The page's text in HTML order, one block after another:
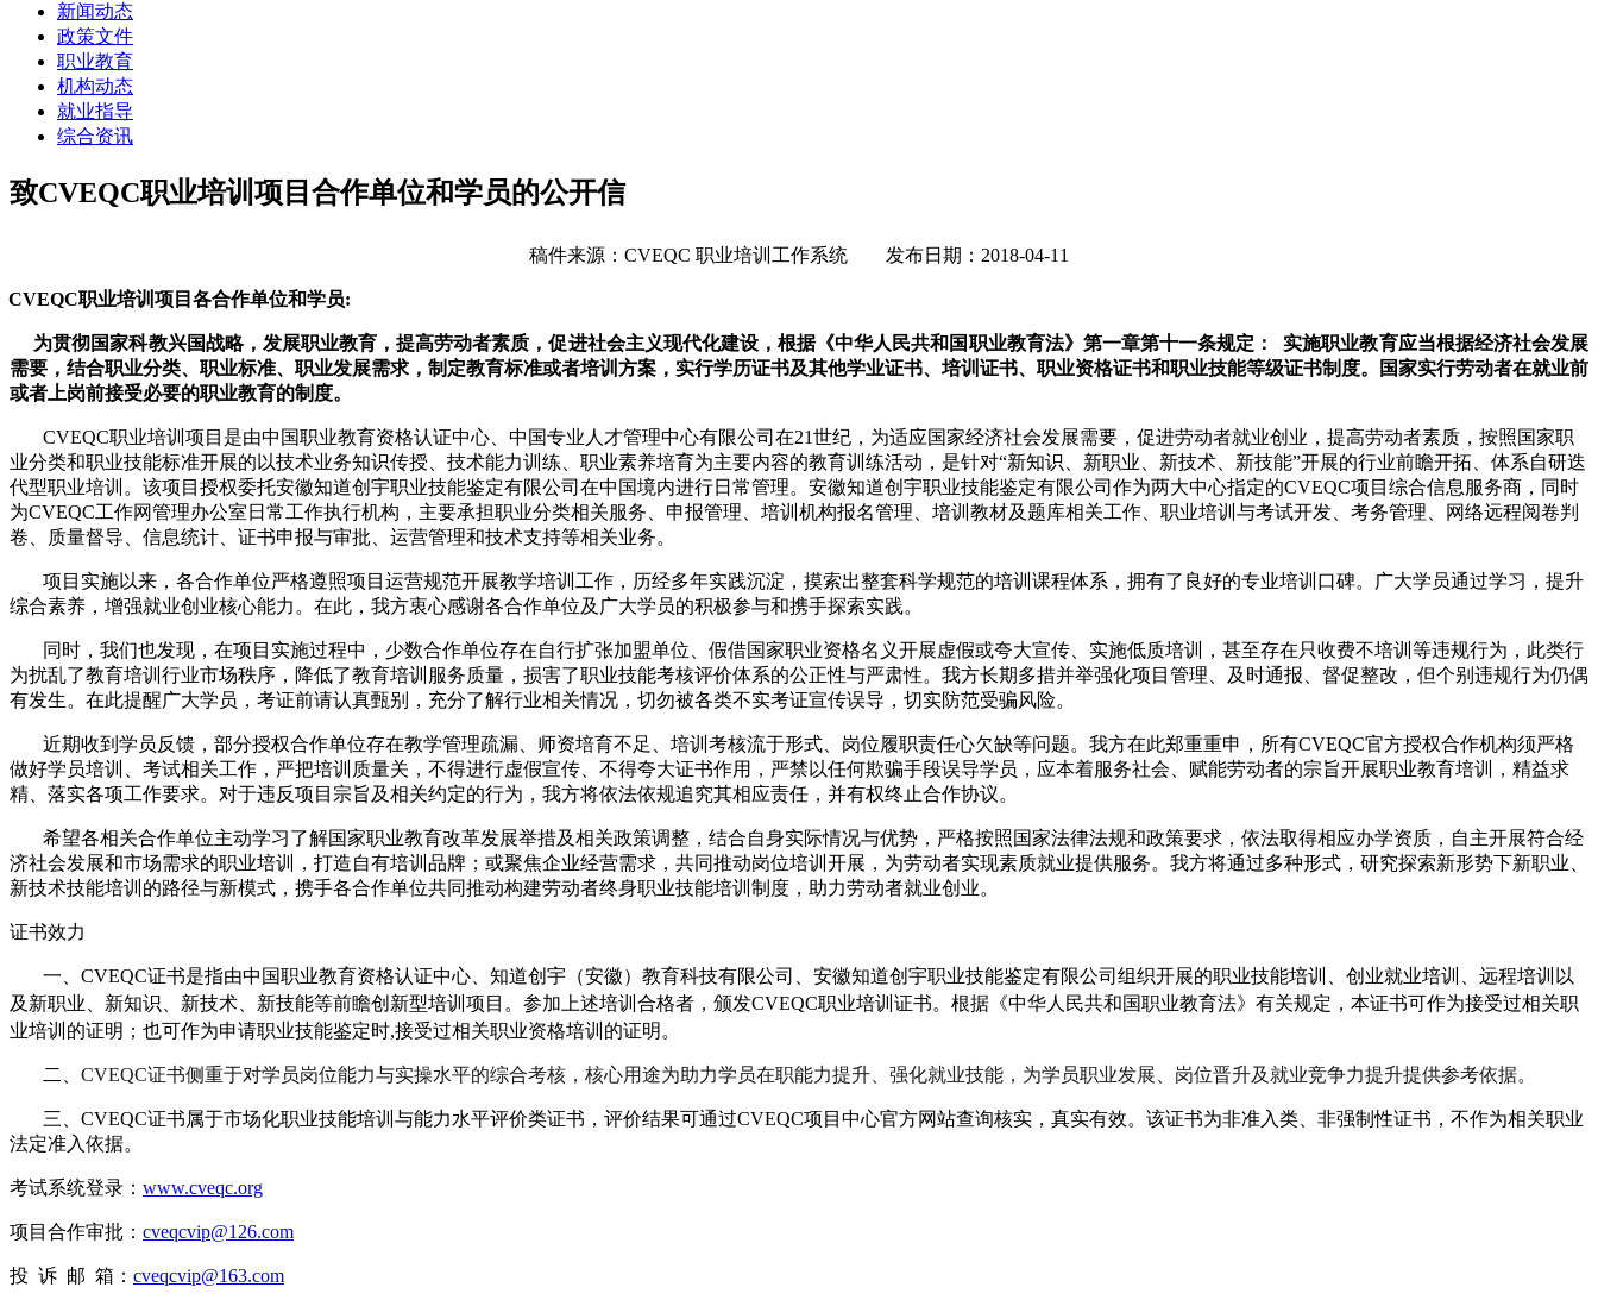
新闻动态
政策文件
职业教育
机构动态
就业指导
综合资讯
致CVEQC职业培训项目合作单位和学员的公开信
稿件来源：CVEQC 职业培训工作系统 发布日期：2018-04-11
CVEQC职业培训项目各合作单位和学员:
为贯彻国家科教兴国战略，发展职业教育，提高劳动者素质，促进社会主义现代化建设，根据《中华人民共和国职业教育法》第一章第十一条规定： 实施职业教育应当根据经济社会发展
需要，结合职业分类、职业标准、职业发展需求，制定教育标准或者培训方案，实行学历证书及其他学业证书、培训证书、职业资格证书和职业技能等级证书制度。国家实行劳动者在就业前
或者上岗前接受必要的职业教育的制度。
CVEQC职业培训项目是由中国职业教育资格认证中心、中国专业人才管理中心有限公司在21世纪，为适应国家经济社会发展需要，促进劳动者就业创业，提高劳动者素质，按照国家职
业分类和职业技能标准开展的以技术业务知识传授、技术能力训练、职业素养培育为主要内容的教育训练活动，是针对“新知识、新职业、新技术、新技能”开展的行业前瞻开拓、体系自研迭
代型职业培训。该项目授权委托安徽知道创宇职业技能鉴定有限公司在中国境内进行日常管理。安徽知道创宇职业技能鉴定有限公司作为两大中心指定的CVEQC项目综合信息服务商，同时
为CVEQC工作网管理办公室日常工作执行机构，主要承担职业分类相关服务、申报管理、培训机构报名管理、培训教材及题库相关工作、职业培训与考试开发、考务管理、网络远程阅卷判
卷、质量督导、信息统计、证书申报与审批、运营管理和技术支持等相关业务。
项目实施以来，各合作单位严格遵照项目运营规范开展教学培训工作，历经多年实践沉淀，摸索出整套科学规范的培训课程体系，拥有了良好的专业培训口碑。广大学员通过学习，提升
综合素养，增强就业创业核心能力。在此，我方衷心感谢各合作单位及广大学员的积极参与和携手探索实践。
同时，我们也发现，在项目实施过程中，少数合作单位存在自行扩张加盟单位、假借国家职业资格名义开展虚假或夸大宣传、实施低质培训，甚至存在只收费不培训等违规行为，此类行
为扰乱了教育培训行业市场秩序，降低了教育培训服务质量，损害了职业技能考核评价体系的公正性与严肃性。我方长期多措并举强化项目管理、及时通报、督促整改，但个别违规行为仍偶
有发生。在此提醒广大学员，考证前请认真甄别，充分了解行业相关情况，切勿被各类不实考证宣传误导，切实防范受骗风险。
近期收到学员反馈，部分授权合作单位存在教学管理疏漏、师资培育不足、培训考核流于形式、岗位履职责任心欠缺等问题。我方在此郑重重申，所有CVEQC官方授权合作机构须严格
做好学员培训、考试相关工作，严把培训质量关，不得进行虚假宣传、不得夸大证书作用，严禁以任何欺骗手段误导学员，应本着服务社会、赋能劳动者的宗旨开展职业教育培训，精益求
精、落实各项工作要求。对于违反项目宗旨及相关约定的行为，我方将依法依规追究其相应责任，并有权终止合作协议。
希望各相关合作单位主动学习了解国家职业教育改革发展举措及相关政策调整，结合自身实际情况与优势，严格按照国家法律法规和政策要求， 依法取得相应办学资质，自主开展符合经
济社会发展和市场需求的职业培训， 打造自有培训品牌；或聚焦企业经营需求，共同推动岗位培训开展，为劳动者实现素质就业提供服务。我方将通过多种形式，研究探索新形势下新职业、
新技术技能培训的路径与新模式，携手各合作单位共同推动构建劳动者终身职业技能培训制度，助力劳动者就业创业。
证书效力
一、CVEQC证书是指由中国职业教育资格认证中心、知道创宇（安徽）教育科技有限公司、安徽知道创宇职业技能鉴定有限公司组织开展的职业技能培训、创业就业培训、远程培训以
及新职业、新知识、新技术、新技能等前瞻创新型培训项目。参加上述培训合格者，颁发CVEQC职业培训证书。根据《中华人民共和国职业教育法》有关规定，本证书可作为接受过相关职
业培训的证明；也可作为申请职业技能鉴定时,接受过相关职业资格培训的证明。
二、 CVEQC证书侧重于对学员岗位能力与实操水平的综合考核，核心用途为助力学员在职能力提升、强化就业技能，为学员职业发展、岗位晋升及就业竞争力提升提供参考依据。
三、CVEQC证书属于市场化职业技能培训与能力水平评价类证书，评价结果可通过CVEQC项目中心官方网站查询核实，真实有效。该证书为非准入类、非强制性证书，不作为相关职业
法定准入依据。
考试系统登录： www.cveqc.org
项目合作审批： cveqcvip@126.com
投 诉 邮 箱： cveqcvip@163.com